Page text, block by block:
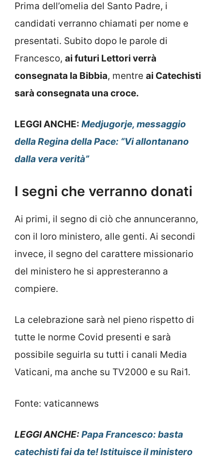
Prima dell’omelia del Santo Padre, i
candidati verranno chiamati per nome e
presentati. Subito dopo le parole di
Francesco, ai futuri Lettori verrà
consegnata la Bibbia, mentre ai Catechisti
sarà consegnata una croce.
LEGGI ANCHE: Medjugorje, messaggio
della Regina della Pace: “Vi allontanano
dalla vera verità”
I segni che verranno donati
Ai primi, il segno di ciò che annunceranno,
con il loro ministero, alle genti. Ai secondi
invece, il segno del carattere missionario
del ministero he si appresteranno a
compiere.
La celebrazione sarà nel pieno rispetto di
tutte le norme Covid presenti e sarà
possibile seguirla su tutti i canali Media
Vaticani, ma anche su TV2000 e su Rai1.
Fonte: vaticannews
LEGGI ANCHE: Papa Francesco: basta
catechisti fai da te! Istituisce il ministero